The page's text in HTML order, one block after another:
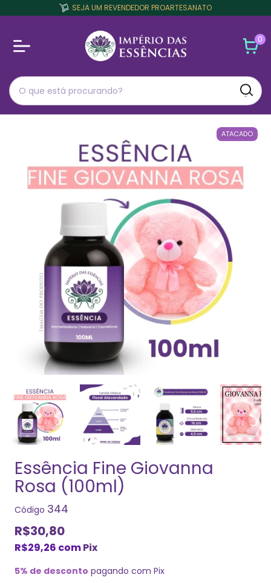
SEJA UM REVENDEDOR PROARTESANATO
0
ATACADO
Essência Fine Giovanna
Rosa (100ml)
Código 344
R$30,80
R$29,26 comPix
5% de desconto pagando com Pix